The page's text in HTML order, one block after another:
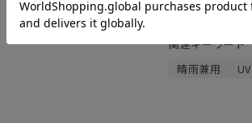
関連キーワード
晴雨兼用
UV